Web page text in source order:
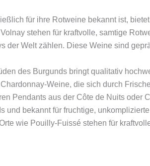
für ihre Rotweine bekannt ist,
stehen für kraftvolle, samtige
der Welt zählen. Diese Weine sind
des Burgunds bringt qualitativ
Weine, die sich durch
Pendants aus der Côte de Nuits oder
und bekannt für fruchtige,
wie Pouilly-Fuissé stehen für